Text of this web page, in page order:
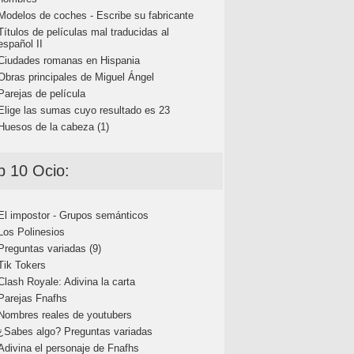
de coches - Escribe su fabricante
de películas mal traducidas al
II
romanas en Hispania
principales de Miguel Ángel
de película
las sumas cuyo resultado es 23
de la cabeza (1)
10 Ocio:
impostor - Grupos semánticos
Polinesios
variadas (9)
Tokers
Royale: Adivina la carta
Fnafhs
reales de youtubers
algo? Preguntas variadas
el personaje de Fnafhs